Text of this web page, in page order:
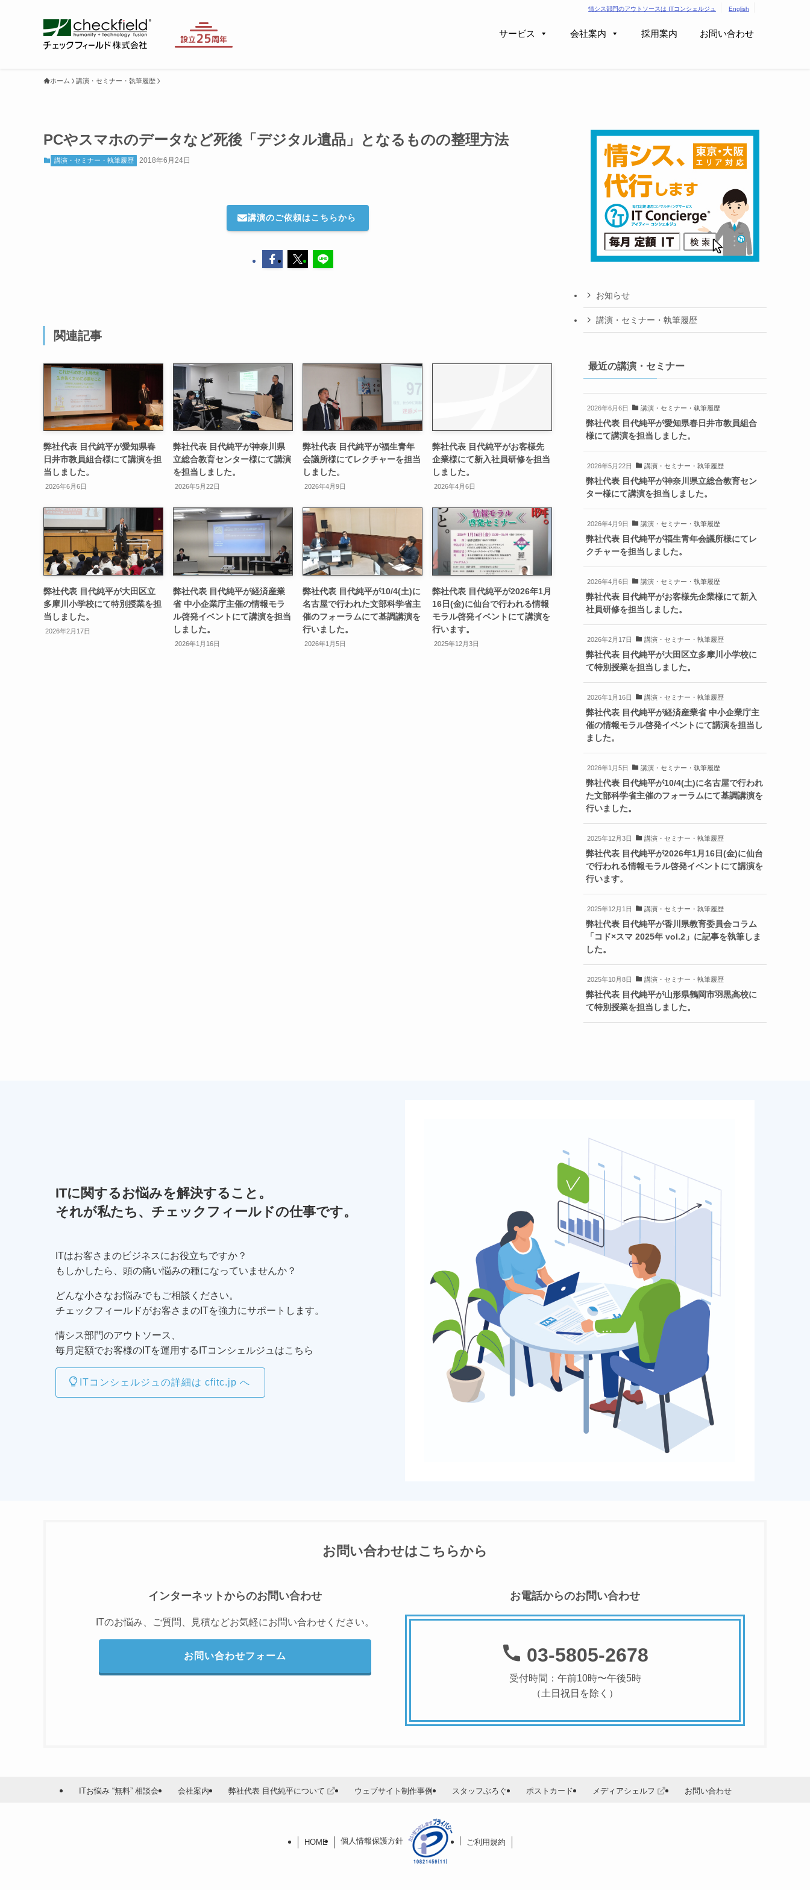
サービス 会社案内 採用案内 お問い合わせ
情シス部門のアウトソースは ITコンシェルジュ English
ホーム 講演・セミナー・執筆履歴
PCやスマホのデータなど死後「デジタル遺品」となるものの整理方法
講演・セミナー・執筆履歴 2018年6月24日
講演のご依頼はこちらから
関連記事
弊社代表 目代純平が愛知県春
日井市教員組合様にて講演を担
当しました。
2026年6月6日
弊社代表 目代純平が神奈川県
立総合教育センター様にて講演
を担当しました。
2026年5月22日
弊社代表 目代純平が福生青年
会議所様にてレクチャーを担当
しました。
2026年4月9日
弊社代表 目代純平がお客様先
企業様にて新入社員研修を担当
しました。
2026年4月6日
弊社代表 目代純平が大田区立
多摩川小学校にて特別授業を担
当しました。
2026年2月17日
弊社代表 目代純平が経済産業
省 中小企業庁主催の情報モラ
ル啓発イベントにて講演を担当
しました。
2026年1月16日
弊社代表 目代純平が10/4(土)に
名古屋で行われた文部科学省主
催のフォーラムにて基調講演を
行いました。
2026年1月5日
弊社代表 目代純平が2026年1月
16日(金)に仙台で行われる情報
モラル啓発イベントにて講演を
行います。
2025年12月3日
お知らせ
講演・セミナー・執筆履歴
最近の講演・セミナー
2026年6月6日 講演・セミナー・執筆履歴
弊社代表 目代純平が愛知県春日井市教員組合
様にて講演を担当しました。
2026年5月22日 講演・セミナー・執筆履歴
弊社代表 目代純平が神奈川県立総合教育セン
ター様にて講演を担当しました。
2026年4月9日 講演・セミナー・執筆履歴
弊社代表 目代純平が福生青年会議所様にてレ
クチャーを担当しました。
2026年4月6日 講演・セミナー・執筆履歴
弊社代表 目代純平がお客様先企業様にて新入
社員研修を担当しました。
2026年2月17日 講演・セミナー・執筆履歴
弊社代表 目代純平が大田区立多摩川小学校に
て特別授業を担当しました。
2026年1月16日 講演・セミナー・執筆履歴
弊社代表 目代純平が経済産業省 中小企業庁主
催の情報モラル啓発イベントにて講演を担当し
ました。
2026年1月5日 講演・セミナー・執筆履歴
弊社代表 目代純平が10/4(土)に名古屋で行われ
た文部科学省主催のフォーラムにて基調講演を
行いました。
2025年12月3日 講演・セミナー・執筆履歴
弊社代表 目代純平が2026年1月16日(金)に仙台
で行われる情報モラル啓発イベントにて講演を
行います。
2025年12月1日 講演・セミナー・執筆履歴
弊社代表 目代純平が香川県教育委員会コラム
「コド×スマ 2025年 vol.2」に記事を執筆しま
した。
2025年10月8日 講演・セミナー・執筆履歴
弊社代表 目代純平が山形県鶴岡市羽黒高校に
て特別授業を担当しました。
ITに関するお悩みを解決すること。
それが私たち、チェックフィールドの仕事です。
ITはお客さまのビジネスにお役立ちですか？
もしかしたら、頭の痛い悩みの種になっていませんか？
どんな小さなお悩みでもご相談ください。
チェックフィールドがお客さまのITを強力にサポートします。
情シス部門のアウトソース、
毎月定額でお客様のITを運用するITコンシェルジュはこちら
ITコンシェルジュの詳細は cfitc.jp へ
お問い合わせはこちらから
インターネットからのお問い合わせ
ITのお悩み、ご質問、見積などお気軽にお問い合わせください。
お問い合わせフォーム
お電話からのお問い合わせ
03-5805-2678
受付時間：午前10時〜午後5時
（土日祝日を除く）
ITお悩み “無料” 相談会 会社案内 弊社代表 目代純平について ウェブサイト制作事例 スタッフぶろぐ ポストカード メディアシェルフ お問い合わせ
HOME 個人情報保護方針 ご利用規約